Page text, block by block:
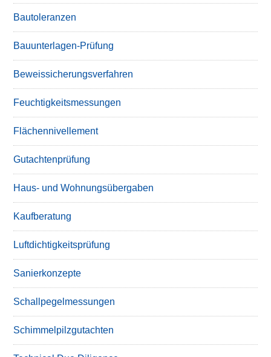
Bautoleranzen
Bauunterlagen-Prüfung
Beweissicherungsverfahren
Feuchtigkeitsmessungen
Flächennivellement
Gutachtenprüfung
Haus- und Wohnungsübergaben
Kaufberatung
Luftdichtigkeitsprüfung
Sanierkonzepte
Schallpegelmessungen
Schimmelpilzgutachten